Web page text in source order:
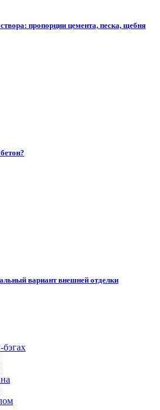
пропорции цемента, песка, щебня
вариант внешней отделки